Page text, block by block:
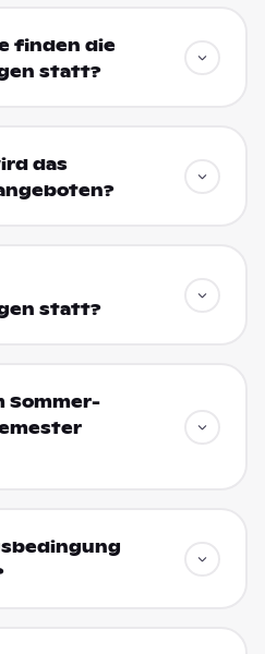
finden die
statt?
das
statt?
Sommer-